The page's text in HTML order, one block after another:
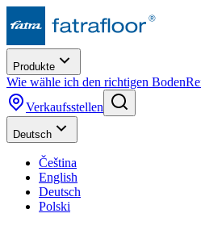
Produkte
Wie wähle ich den richtigen Boden
Verkaufsstellen
Deutsch
Čeština
English
Deutsch
Polski